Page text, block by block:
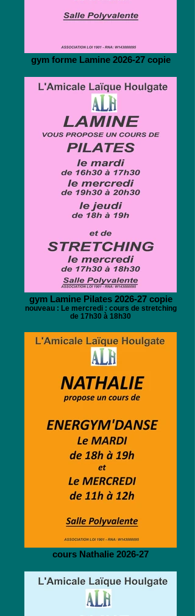
gym forme Lamine 2026-27 copie
gym Lamine Pilates 2026-27 copie
nouveau : Le mercredi : cours de stretching
de 17h30 à 18h30
cours Nathalie 2026-27